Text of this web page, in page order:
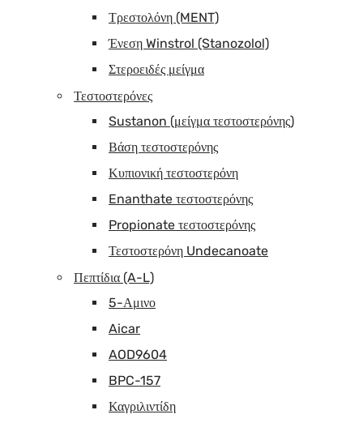
Τρεστολόνη (MENT)
Ένεση Winstrol (Stanozolol)
Στεροειδές μείγμα
Τεστοστερόνες
Sustanon (μείγμα τεστοστερόνης)
Βάση τεστοστερόνης
Κυπιονική τεστοστερόνη
Enanthate τεστοστερόνης
Propionate τεστοστερόνης
Τεστοστερόνη Undecanoate
Πεπτίδια (A-L)
5-Αμινο
Aicar
AOD9604
BPC-157
Καγριλιντίδη